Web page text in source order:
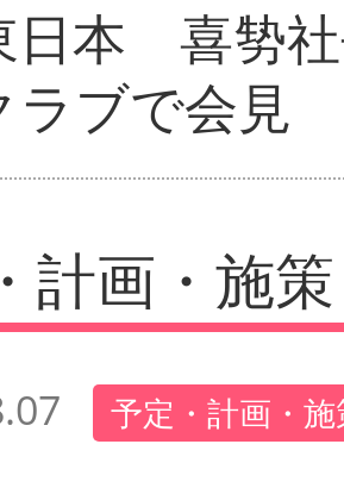
日本 喜㔟
ラブで会見
計画・施策
予定・計画・